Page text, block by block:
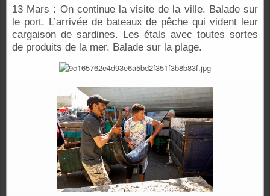
13 Mars : On continue la visite de la ville. Balade sur
le port. L’arrivée de bateaux de pêche qui vident leur
cargaison de sardines. Les étals avec toutes sortes
de produits de la mer. Balade sur la plage.